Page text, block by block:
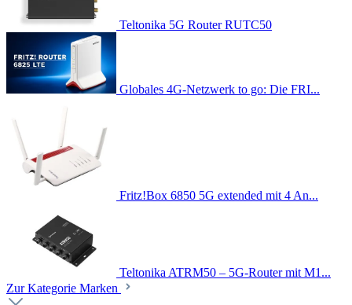
Teltonika 5G Router RUTC50
Globales 4G-Netzwerk to go: Die FRI...
Fritz!Box 6850 5G extended mit 4 An...
Teltonika ATRM50 – 5G-Router mit M1...
Zur Kategorie Marken